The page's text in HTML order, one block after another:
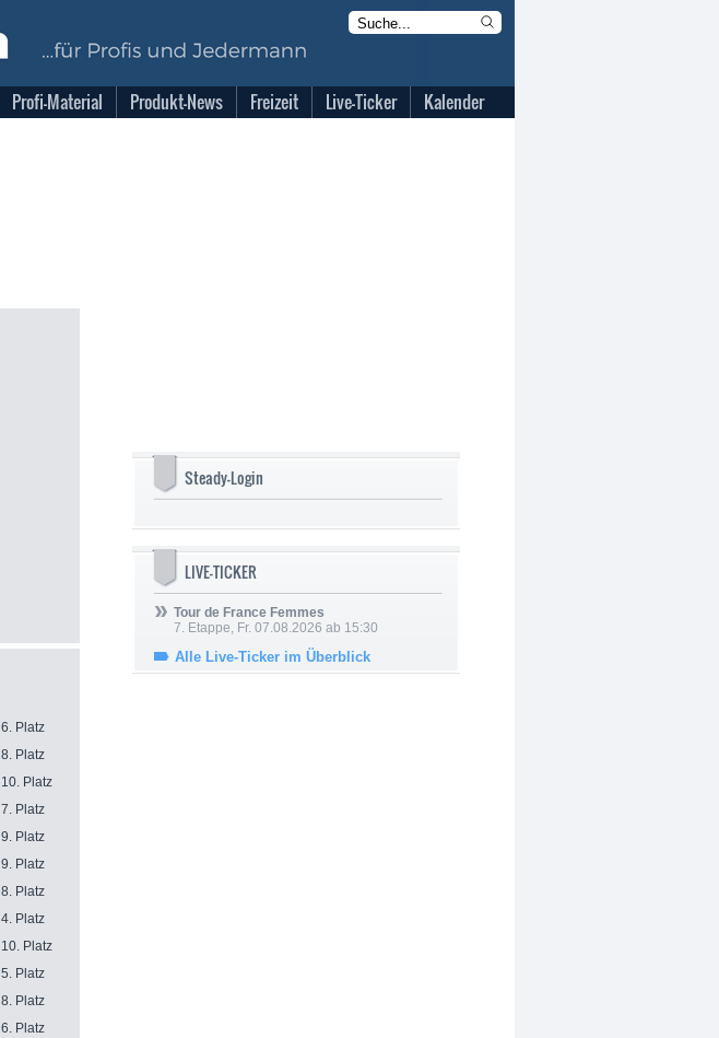
Profi-Material Produkt-News Freizeit Live-Ticker Kalender
6. Platz
8. Platz
10. Platz
7. Platz
9. Platz
9. Platz
8. Platz
4. Platz
10. Platz
5. Platz
8. Platz
6. Platz
Steady-Login
LIVE-TICKER
Tour de France Femmes
7. Etappe, Fr. 07.08.2026 ab 15:30
Alle Live-Ticker im Überblick